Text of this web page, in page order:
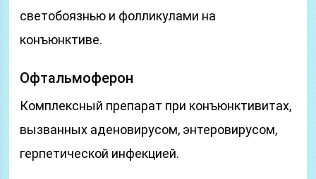
светобоязнью и фолликулами на
конъюнктиве.
Офтальмоферон
Комплексный препарат при конъюнктивитах,
вызванных аденовирусом, энтеровирусом,
герпетической инфекцией.